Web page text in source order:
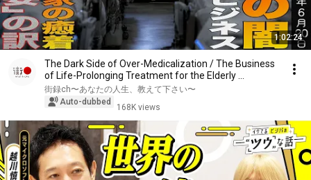
1:02:24
The Dark Side of Over-Medicalization / The Business
of Life-Prolonging Treatment for the Elderly ...
街録ch〜あなたの人生、教えて下さい〜
Auto-dubbed
168K views